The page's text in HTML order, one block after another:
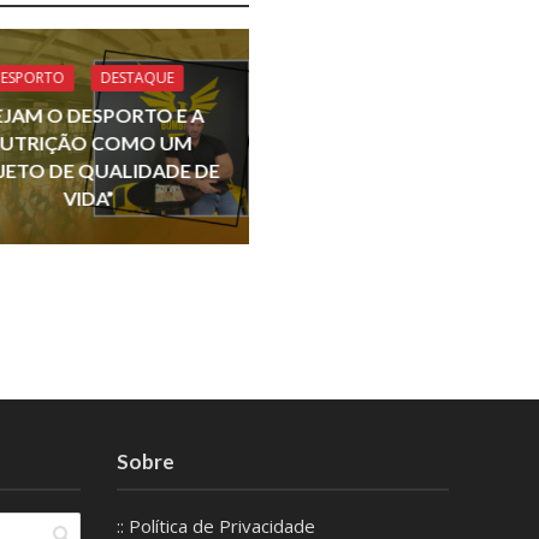
DESTAQUE
O DESPORTO E A
COMO UM
DE QUALIDADE DE
VIDA”
Sobre
:: Política de Privacidade